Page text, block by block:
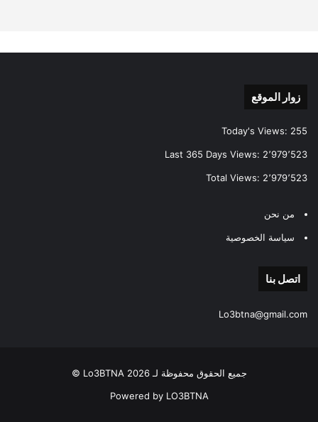
زوار الموقع
Today's Views: 255
Last 365 Days Views: 2٬979٬523
Total Views: 2٬979٬523
من نحن
سياسة الخصوصية
اتصل بنا
Lo3btna@gmail.com
جميع الحقوق محفوظة لـ Lo3BTNA 2026 ©
Powered by LO3BTNA